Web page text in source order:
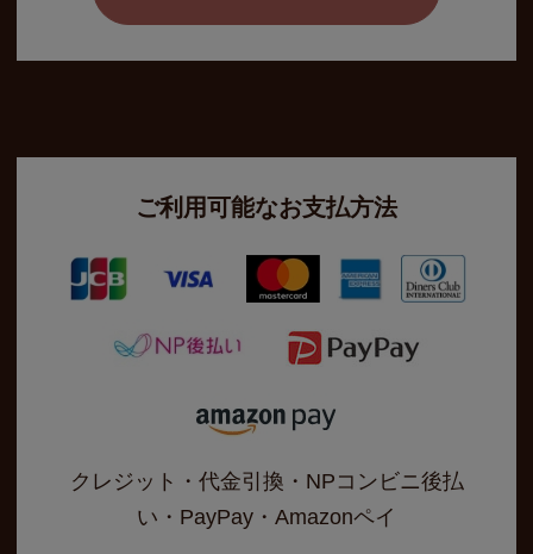
ご利用可能なお支払方法
クレジット・代金引換・NPコンビニ後払
い・PayPay・Amazonペイ